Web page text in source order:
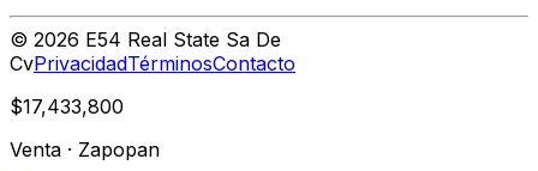
© 2026 E54 Real State Sa De
CvPrivacidadTérminosContacto
$17,433,800
Venta · Zapopan